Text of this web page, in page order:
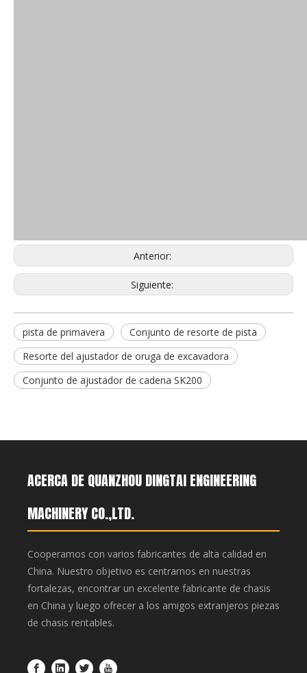
Anterior:
Siguiente:
pista de primavera
Conjunto de resorte de pista
Resorte del ajustador de oruga de excavadora
Conjunto de ajustador de cadena SK200
ACERCA DE QUANZHOU DINGTAI ENGINEERING
MACHINERY CO.,LTD.
Cooperamos con varios fabricantes de alta calidad en
China. Nuestro objetivo es centrarnos en nuestras
fortalezas, encontrar un excelente fabricante de chasis
en China y luego ofrecer a los amigos extranjeros piezas
de chasis rentables.